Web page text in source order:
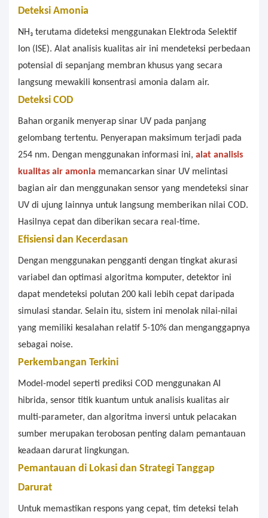
Deteksi Amonia
NH₃ terutama dideteksi menggunakan Elektroda Selektif
Ion (ISE). Alat analisis kualitas air ini mendeteksi perbedaan
potensial di sepanjang membran khusus yang secara
langsung mewakili konsentrasi amonia dalam air.
Deteksi COD
Bahan organik menyerap sinar UV pada panjang
gelombang tertentu. Penyerapan maksimum terjadi pada
254 nm. Dengan menggunakan informasi ini, alat analisis
kualitas air amonia memancarkan sinar UV melintasi
bagian air dan menggunakan sensor yang mendeteksi sinar
UV di ujung lainnya untuk langsung memberikan nilai COD.
Hasilnya cepat dan diberikan secara real-time.
Efisiensi dan Kecerdasan
Dengan menggunakan pengganti dengan tingkat akurasi
variabel dan optimasi algoritma komputer, detektor ini
dapat mendeteksi polutan 200 kali lebih cepat daripada
simulasi standar. Selain itu, sistem ini menolak nilai-nilai
yang memiliki kesalahan relatif 5-10% dan menganggapnya
sebagai noise.
Perkembangan Terkini
Model-model seperti prediksi COD menggunakan AI
hibrida, sensor titik kuantum untuk analisis kualitas air
multi-parameter, dan algoritma inversi untuk pelacakan
sumber merupakan terobosan penting dalam pemantauan
keadaan darurat lingkungan.
Pemantauan di Lokasi dan Strategi Tanggap
Darurat
Untuk memastikan respons yang cepat, tim deteksi telah